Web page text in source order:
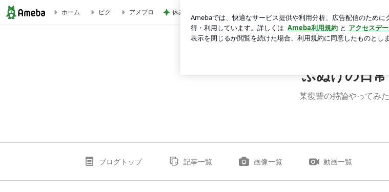
ホーム ピグ アメブロ 休み休みの毛づくろいの続き
ふぬけの日常
某復讐の持論やってみた
ブログトップ 記事一覧 画像一覧 動画一覧